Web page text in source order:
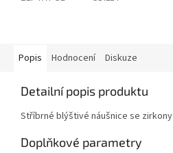
Popis Hodnocení Diskuze
Detailní popis produktu
Stříbrné blýštivé náušnice se zirkony
Doplňkové parametry